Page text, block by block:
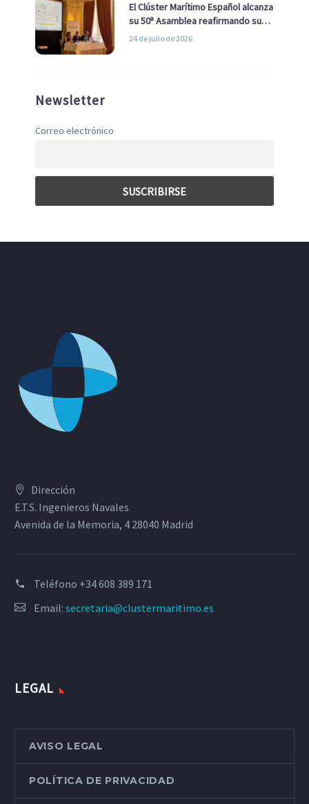
El Clúster Marítimo Español alcanza
su 50ª Asamblea reafirmando su
liderazgo en la Economía Azul
24 de julio de 2026
Newsletter
Correo electrónico
Dirección
E.T.S. Ingenieros Navales
Avenida de la Memoria, 4 28040 Madrid
Teléfono +34 608 389 171
Email: secretaria@clustermaritimo.es
LEGAL
AVISO LEGAL
POLÍTICA DE PRIVACIDAD